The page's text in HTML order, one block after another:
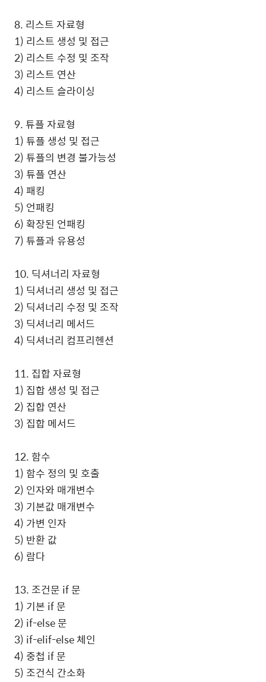
8. 리스트 자료형
1) 리스트 생성 및 접근
2) 리스트 수정 및 조작
3) 리스트 연산
4) 리스트 슬라이싱
9. 튜플 자료형
1) 튜플 생성 및 접근
2) 튜플의 변경 불가능성
3) 튜플 연산
4) 패킹
5) 언패킹
6) 확장된 언패킹
7) 튜플과 유용성
10. 딕셔너리 자료형
1) 딕셔너리 생성 및 접근
2) 딕셔너리 수정 및 조작
3) 딕셔너리 메서드
4) 딕셔너리 컴프리헨션
11. 집합 자료형
1) 집합 생성 및 접근
2) 집합 연산
3) 집합 메서드
12. 함수
1) 함수 정의 및 호출
2) 인자와 매개변수
3) 기본값 매개변수
4) 가변 인자
5) 반환 값
6) 람다
13. 조건문 if 문
1) 기본 if 문
2) if-else 문
3) if-elif-else 체인
4) 중첩 if 문
5) 조건식 간소화